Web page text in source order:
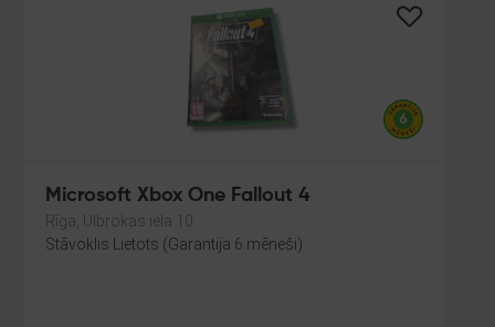
Microsoft Xbox One Fallout 4
Rīga, Ulbrokas iela 10
Stāvoklis Lietots (Garantija 6 mēneši)